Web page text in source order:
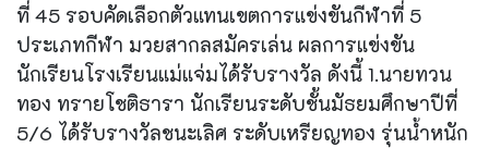
ที่ 45 รอบคัดเลือกตัวแทนเขตการแข่งขันกีฬาที่ 5
ประเภทกีฬา มวยสากลสมัครเล่น ผลการแข่งขัน
นักเรียนโรงเรียนแม่แจ่มได้รับรางวัล ดังนี้ 1.นายทวน
ทอง ทรายโชติธารา นักเรียนระดับชั้นมัธยมศึกษาปีที่
5/6 ได้รับรางวัลชนะเลิศ ระดับเหรียญทอง รุ่นน้ำหนัก